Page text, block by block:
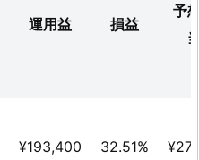
運用益 損益
予
¥193,400 32.51%